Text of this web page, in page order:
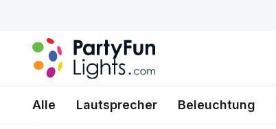
Alle Lautsprecher Beleuchtung